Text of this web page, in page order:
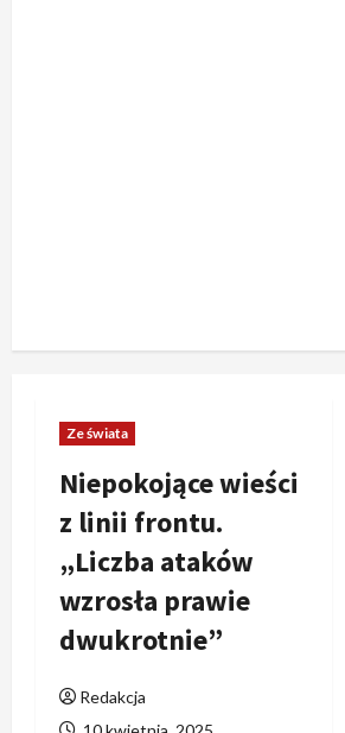
Ze świata
Niepokojące wieści
z linii frontu.
„Liczba ataków
wzrosła prawie
dwukrotnie”
Redakcja